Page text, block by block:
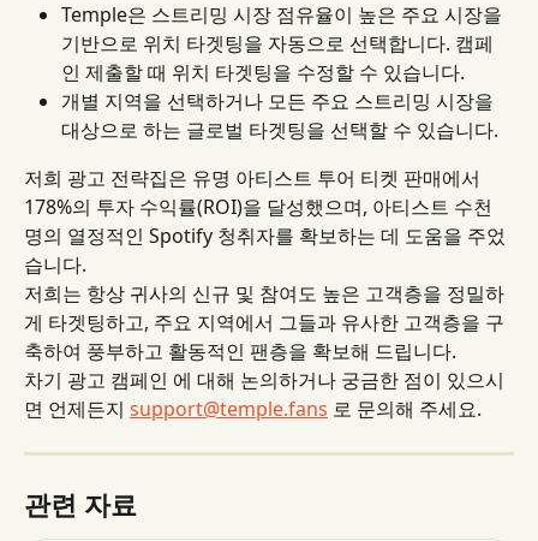
Temple은 스트리밍 시장 점유율이 높은 주요 시장을
기반으로 위치 타겟팅을 자동으로 선택합니다. 캠페
인 제출할 때 위치 타겟팅을 수정할 수 있습니다.
개별 지역을 선택하거나 모든 주요 스트리밍 시장을
대상으로 하는 글로벌 타겟팅을 선택할 수 있습니다.
저희 광고 전략집은 유명 아티스트 투어 티켓 판매에서
178%의 투자 수익률(ROI)을 달성했으며, 아티스트 수천
명의 열정적인 Spotify 청취자를 확보하는 데 도움을 주었
습니다.
저희는 항상 귀사의 신규 및 참여도 높은 고객층을 정밀하
게 타겟팅하고, 주요 지역에서 그들과 유사한 고객층을 구
축하여 풍부하고 활동적인 팬층을 확보해 드립니다.
차기 광고 캠페인 에 대해 논의하거나 궁금한 점이 있으시
면 언제든지 support@temple.fans 로 문의해 주세요.
관련 자료